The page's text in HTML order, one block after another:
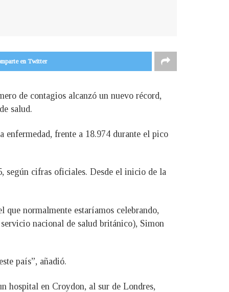
en Twitter
de contagios alcanzó un nuevo récord,
salud.
enfermedad, frente a 18.974 durante el pico
según cifras oficiales. Desde el inicio de la
normalmente estaríamos celebrando,
nacional de salud británico), Simon
país”, añadió.
hospital en Croydon, al sur de Londres,